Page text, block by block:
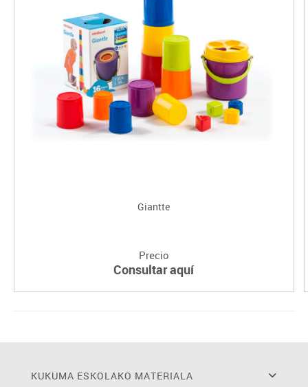
Giantte
Precio
Consultar aquí
KUKUMA ESKOLAKO MATERIALA